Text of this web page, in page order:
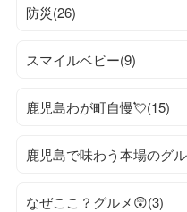
防災(26)
スマイルベビー(9)
鹿児島わが町自慢💘(15)
鹿児島で味わう本場のグ
なぜここ？グルメ😲(3)